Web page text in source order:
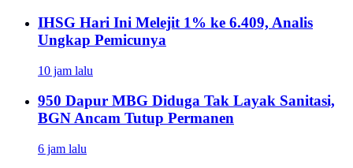
IHSG Hari Ini Melejit 1% ke 6.409, Analis
Ungkap Pemicunya
10 jam lalu
950 Dapur MBG Diduga Tak Layak Sanitasi,
BGN Ancam Tutup Permanen
6 jam lalu